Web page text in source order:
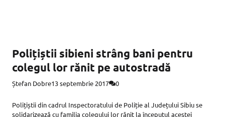
Polițiștii sibieni strâng bani pentru
colegul lor rănit pe autostradă
Ștefan Dobre13 septembrie 2017 0
Polițiștii din cadrul Inspectoratului de Poliție al Județului Sibiu se
solidarizează cu familia colegului lor rănit la începutul acestei